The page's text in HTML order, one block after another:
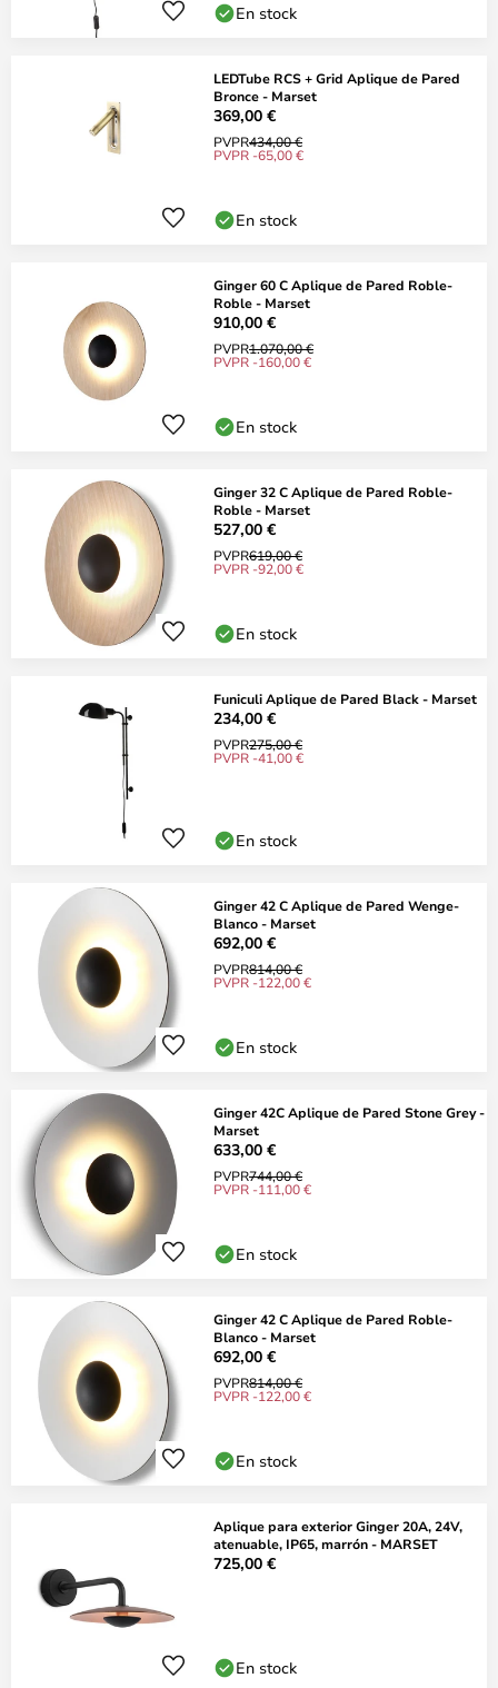
En stock
LEDTube RCS + Grid Aplique de Pared
Bronce - Marset
369,00 €
PVPR434,00 €
PVPR -65,00 €
En stock
Ginger 60 C Aplique de Pared Roble-
Roble - Marset
910,00 €
PVPR1.070,00 €
PVPR -160,00 €
En stock
Ginger 32 C Aplique de Pared Roble-
Roble - Marset
527,00 €
PVPR619,00 €
PVPR -92,00 €
En stock
Funiculi Aplique de Pared Black - Marset
234,00 €
PVPR275,00 €
PVPR -41,00 €
En stock
Ginger 42 C Aplique de Pared Wenge-
Blanco - Marset
692,00 €
PVPR814,00 €
PVPR -122,00 €
En stock
Ginger 42C Aplique de Pared Stone Grey -
Marset
633,00 €
PVPR744,00 €
PVPR -111,00 €
En stock
Ginger 42 C Aplique de Pared Roble-
Blanco - Marset
692,00 €
PVPR814,00 €
PVPR -122,00 €
En stock
Aplique para exterior Ginger 20A, 24V,
atenuable, IP65, marrón - MARSET
725,00 €
En stock